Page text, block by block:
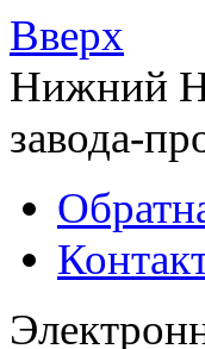
Вверх
Нижний
завода-